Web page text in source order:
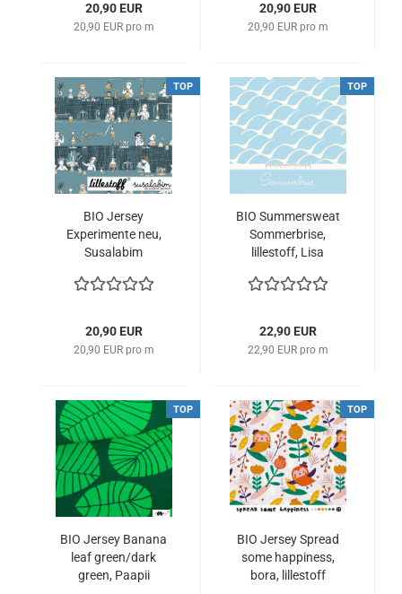
20,90 EUR
20,90 EUR pro m
20,90 EUR
20,90 EUR pro m
TOP
BIO Jersey
Experimente neu,
Susalabim
20,90 EUR
20,90 EUR pro m
TOP
BIO Summersweat
Sommerbrise,
lillestoff, Lisa
22,90 EUR
22,90 EUR pro m
TOP
BIO Jersey Banana
leaf green/dark
green, Paapii
TOP
BIO Jersey Spread
some happiness,
bora, lillestoff